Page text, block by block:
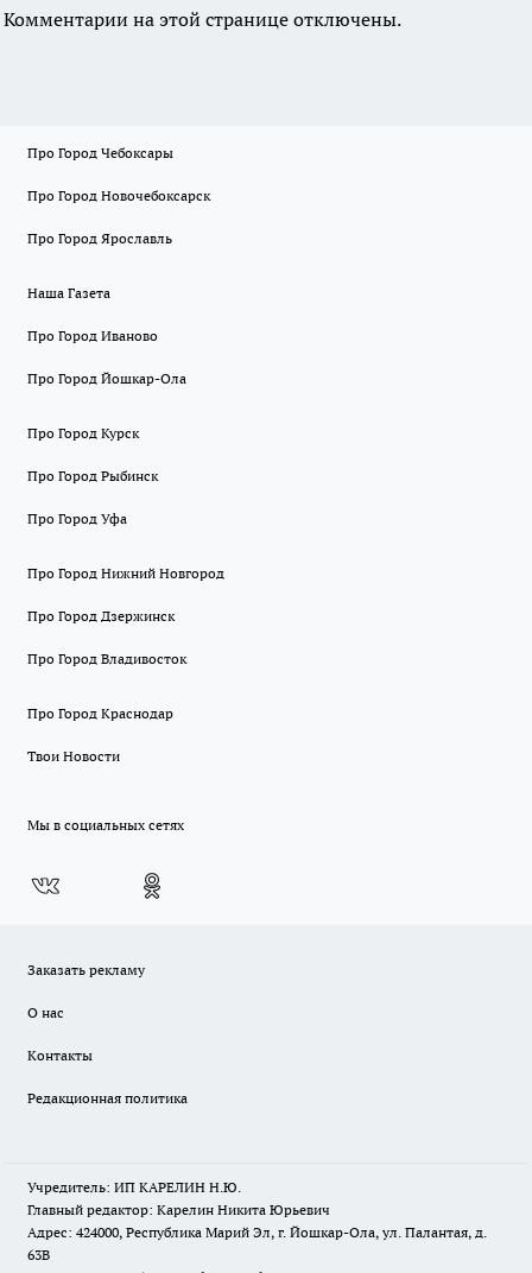
Комментарии на этой странице отключены.
Про Город Чебоксары
Про Город Новочебоксарск
Про Город Ярославль
Наша Газета
Про Город Иваново
Про Город Йошкар-Ола
Про Город Курск
Про Город Рыбинск
Про Город Уфа
Про Город Нижний Новгород
Про Город Дзержинск
Про Город Владивосток
Про Город Краснодар
Твои Новости
Мы в социальных сетях
Заказать рекламу
О нас
Контакты
Редакционная политика
Учредитель: ИП КАРЕЛИН Н.Ю.
Главный редактор: Карелин Никита Юрьевич
Адрес: 424000, Республика Марий Эл, г. Йошкар-Ола, ул. Палантая, д.
63В